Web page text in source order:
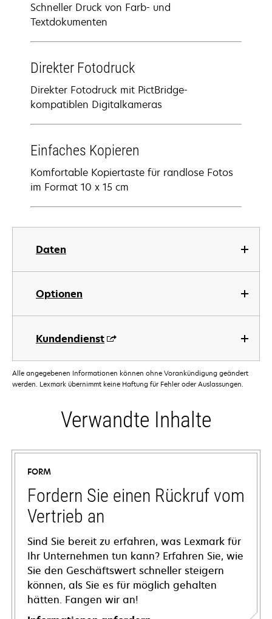
Daten
Optionen
Kundendienst
Schneller Druck von Farb- und
Textdokumenten
Direkter Fotodruck
Direkter Fotodruck mit PictBridge-
kompatiblen Digitalkameras
Einfaches Kopieren
Komfortable Kopiertaste für randlose Fotos
im Format 10 x 15 cm
Alle angegebenen Informationen können ohne Vorankündigung geändert
werden. Lexmark übernimmt keine Haftung für Fehler oder Auslassungen.
Verwandte Inhalte
FORM
Fordern Sie einen Rückruf vom
Vertrieb an
Sind Sie bereit zu erfahren, was Lexmark für
Ihr Unternehmen tun kann? Erfahren Sie, wie
Sie den Geschäftswert schneller steigern
können, als Sie es für möglich gehalten
hätten. Fangen wir an!